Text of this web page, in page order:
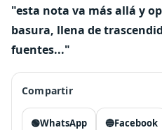
"esta nota va más allá y
basura, llena de
fuentes..."
Compartir
🟢WhatsApp 🔵Facebook